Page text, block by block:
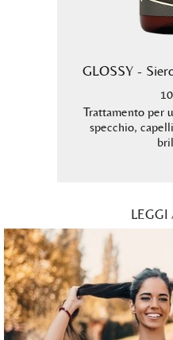
GLOSSY -
Trattamento per
specchio,
LEGGI